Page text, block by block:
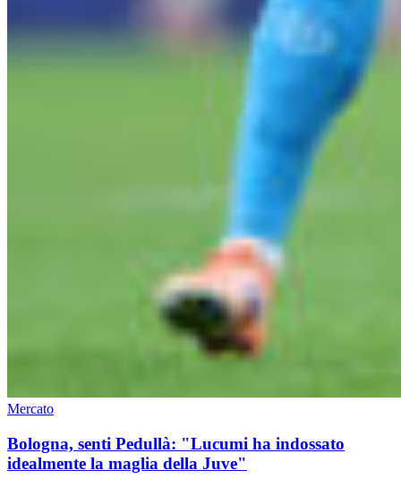
Mercato
Bologna, senti Pedullà: "Lucumi ha indossato
idealmente la maglia della Juve"